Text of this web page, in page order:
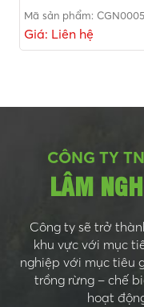
Mã sản phẩm: CGN0005
Giá: Liên hệ
CÔNG TY
LÂM
Công ty sẽ trở
khu vực với mục
nghiệp với mục tiêu
trồng rừng – chế
hoạt